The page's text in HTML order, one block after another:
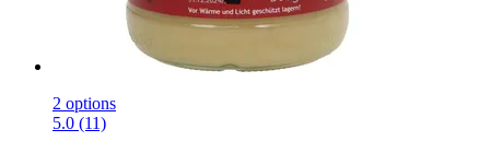
2 options
5.0 (11)